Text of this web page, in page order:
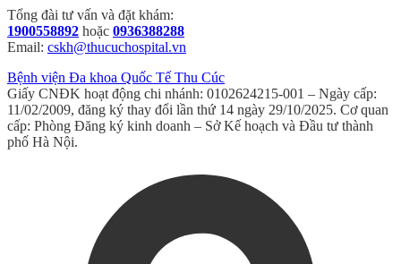
Tổng đài tư vấn và đặt khám:
1900558892 hoặc 0936388288
Email: cskh@thucuchospital.vn
Bệnh viện Đa khoa Quốc Tế Thu Cúc
Giấy CNĐK hoạt động chi nhánh: 0102624215-001 – Ngày cấp:
11/02/2009, đăng ký thay đổi lần thứ 14 ngày 29/10/2025. Cơ quan
cấp: Phòng Đăng ký kinh doanh – Sở Kế hoạch và Đầu tư thành
phố Hà Nội.